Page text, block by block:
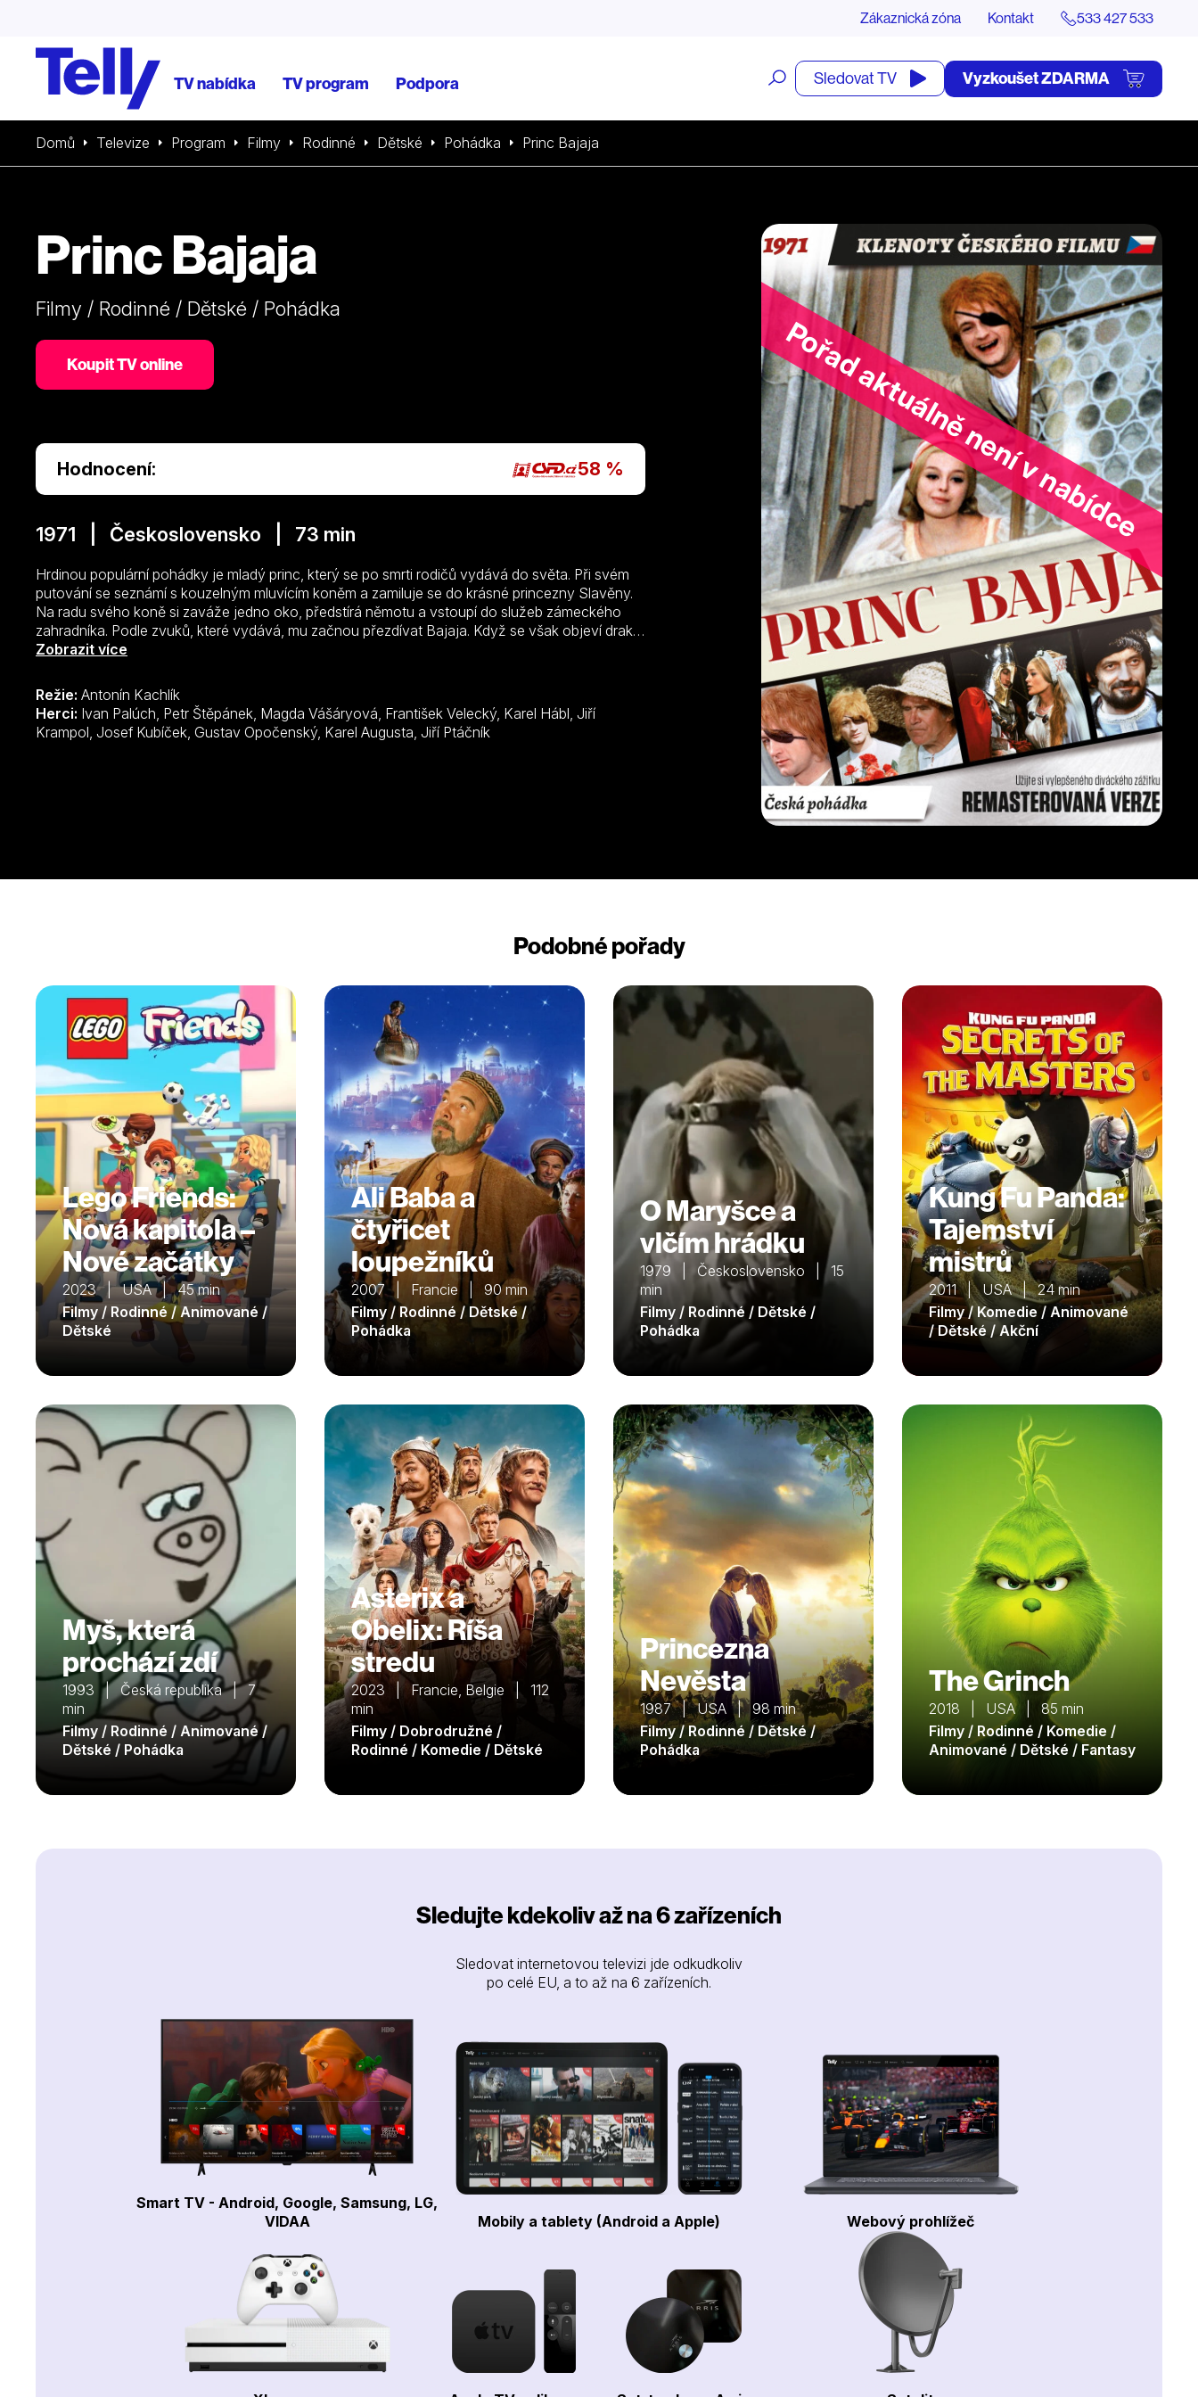
Zákaznická zóna Kontakt 533 427 533
TV nabídka TV program Podpora
Otevřít
vyhledávání
Sledovat TV Vyzkoušet ZDARMA
Domů Televize Program Filmy Rodinné Dětské Pohádka Princ Bajaja
Pořad aktuálně není v nabídce
Princ Bajaja
Filmy / Rodinné / Dětské / Pohádka
Koupit TV online
Hodnocení: 58 %
1971 | Československo | 73 min
Hrdinou populární pohádky je mladý princ, který se po smrti rodičů vydává do světa. Při svém
putování se seznámí s kouzelným mluvícím koněm a zamiluje se do krásné princezny Slavěny.
Na radu svého koně si zaváže jedno oko, předstírá němotu a vstoupí do služeb zámeckého
zahradníka. Podle zvuků, které vydává, mu začnou přezdívat Bajaja. Když se však objeví drak a
žádá princeznu, jinak zničí celé království, oblékne Bajaja zbroj a na svém koni princeznu
Černý rytíř a pod hrozbou si vynutí princezninu přísahu, že to byl on, kdo ji zachránil…
Zobrazit více
Režie: Antonín Kachlík
Herci:
Krampol, Josef Kubíček, Gustav Opočenský, Karel Augusta, Jiří Ptáčník
Podobné pořady
Lego Friends:
Nová kapitola –
Nové začátky
2023 | USA | 45 min
Filmy / Rodinné / Animované /
Dětské
Ali Baba a
čtyřicet
loupežníků
2007 | Francie | 90 min
Filmy / Rodinné / Dětské /
Pohádka
O Maryšce a
vlčím hrádku
1979 | Československo | 15
min
Filmy / Rodinné / Dětské /
Pohádka
Kung Fu Panda:
Tajemství
mistrů
2011 | USA | 24 min
Filmy / Komedie / Animované
/ Dětské / Akční
Myš, která
prochází zdí
1993 | Česká republika | 7
min
Filmy / Rodinné / Animované /
Dětské / Pohádka
Asterix a
Obelix: Ríša
stredu
2023 | Francie, Belgie | 112
min
Filmy / Dobrodružné /
Rodinné / Komedie / Dětské
Princezna
Nevěsta
1987 | USA | 98 min
Filmy / Rodinné / Dětské /
Pohádka
The Grinch
2018 | USA | 85 min
Filmy / Rodinné / Komedie /
Animované / Dětské / Fantasy
Sledujte kdekoliv až na 6 zařízeních
Sledovat internetovou televizi jde odkudkoliv
po celé EU, a to až na 6 zařízeních.
Smart TV - Android, Google, Samsung, LG,
VIDAA
Mobily a tablety (Android a Apple) Webový prohlížeč